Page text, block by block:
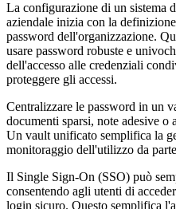
La configurazione di un sistema
aziendale inizia con la
password dell'organizzazione.
usare password robuste e
dell'accesso alle credenziali
proteggere gli accessi.
Centralizzare le password in un
documenti sparsi, note adesive
Un vault unificato semplifica la
monitoraggio dell'utilizzo da
Il Single Sign-On (SSO) può
consentendo agli utenti di
login sicuro. Questo semplifica